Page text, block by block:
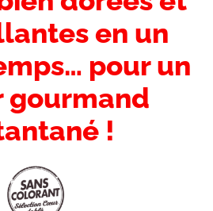
en un
pour un
gourmand
!